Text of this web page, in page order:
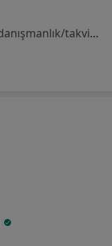
Bu uzman ilgili adres için online danışmanlık/takvim sunmuyor.